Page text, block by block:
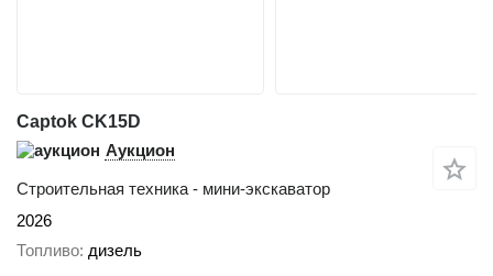
Captok CK15D
Аукцион
Строительная техника - мини-экскаватор
2026
Топливо дизель